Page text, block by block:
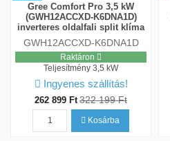
Gree Comfort Pro 3,5 kW
(GWH12ACCXD-K6DNA1D)
inverteres oldalfali split klíma
GWH12ACCXD-K6DNA1D
Raktáron
Teljesítmény3,5 kW
Ingyenes szállítás!
262 899 Ft 322 199 Ft
Kosárba